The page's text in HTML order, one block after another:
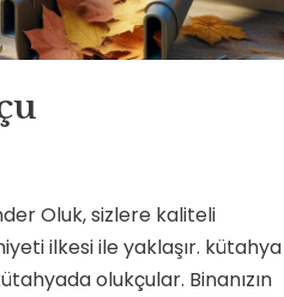
Oluk, sizlere kaliteli
ilkesi ile yaklaşır. kütahya
olukçular. Binanızın